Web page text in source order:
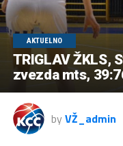
AKTUELNO
TRIGLAV ŽKLS,
zvezda mts,
by VŽ_admin